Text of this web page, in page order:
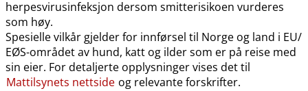
herpesvirusinfeksjon dersom smitterisikoen vurderes
som høy.
Spesielle vilkår gjelder for innførsel til Norge og land i EU​/​
EØS-området av hund, katt og ilder som er på reise med
sin eier. For detaljerte opplysninger vises det til
Mattilsynets nettside og relevante forskrifter.